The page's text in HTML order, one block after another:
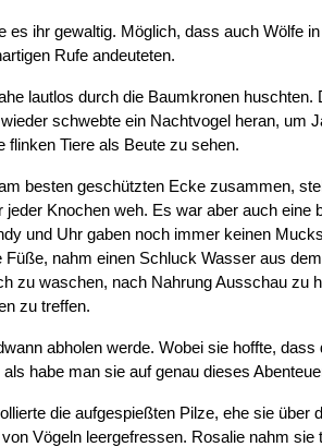
ihr gewaltig. Möglich, dass auch Wölfe
Rufe andeuteten.
lautlos durch die Baumkronen
schwebte ein Nachtvogel heran, um
flinken Tiere als Beute zu sehen.
besten geschützten Ecke zusammen,
Knochen weh. Es war aber auch eine
und Uhr gaben noch immer keinen
nahm einen Schluck Wasser aus
zu waschen, nach Nahrung Ausschau zu
zu treffen.
abholen werde. Wobei sie hoffte,
habe man sie auf genau dieses
die aufgespießten Pilze, ehe sie
Vögeln leergefressen. Rosalie nahm